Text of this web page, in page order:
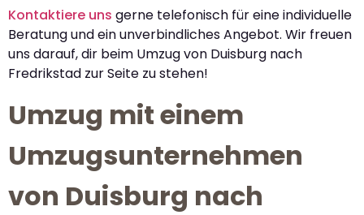
Kontaktiere uns gerne telefonisch für eine individuelle
Beratung und ein unverbindliches Angebot. Wir freuen
uns darauf, dir beim Umzug von Duisburg nach
Fredrikstad zur Seite zu stehen!
Umzug mit einem
Umzugsunternehmen
von Duisburg nach